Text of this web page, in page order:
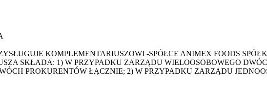
KOMPLEMENTARIUSZOWI -SPÓŁCE ANIMEX FOODS
SKŁADA: 1) W PRZYPADKU ZARZĄDU WIELOOSOBOWEGO
PROKURENTÓW ŁĄCZNIE; 2) W PRZYPADKU ZARZĄDU